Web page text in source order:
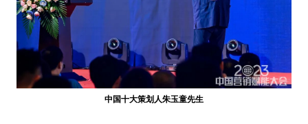
中国十大策划人朱玉童先生